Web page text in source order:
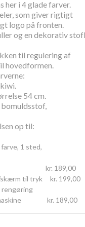
her i 4 glade farver.
som giver rigtigt
logo på fronten.
og en dekorativ
til regulering af
hovedformen.
54 cm.
op til:
1 sted,
kr. 189,00
skærm til tryk kr. 199,00
rengøring
kr. 189,00